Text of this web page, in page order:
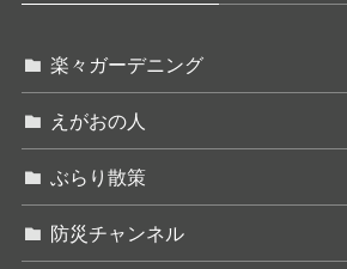
楽々ガーデニング
えがおの人
ぶらり散策
防災チャンネル